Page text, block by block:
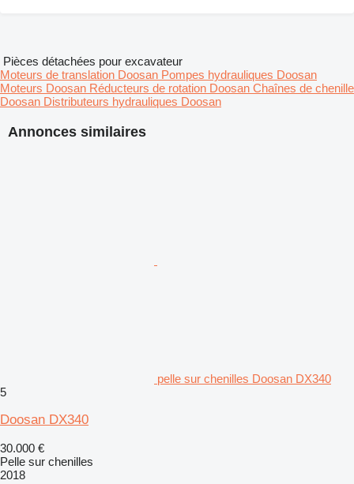
Annonces similaires
pelle sur chenilles Doosan DX340
5
Doosan DX340
30.000 €
Pelle sur chenilles
2018
Pièces détachées pour excavateur
Moteurs de translation Doosan Pompes hydrauliques Doosan
Moteurs Doosan Réducteurs de rotation Doosan Chaînes de chenille
Doosan Distributeurs hydrauliques Doosan